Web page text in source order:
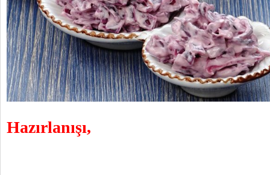
Hazırlanışı,